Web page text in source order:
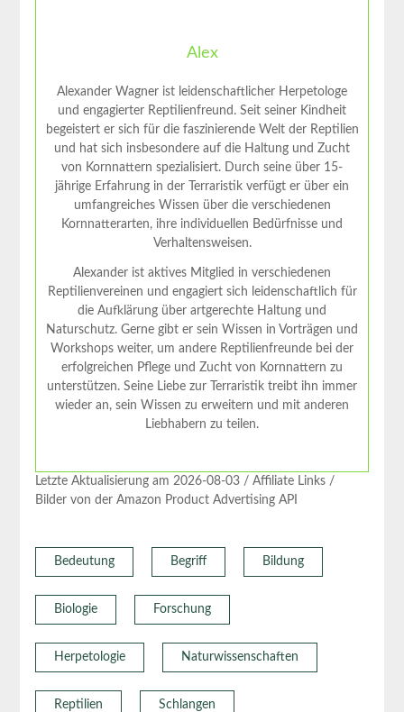
Alex
Alexander Wagner ist leidenschaftlicher Herpetologe
und engagierter Reptilienfreund. Seit seiner Kindheit
begeistert er sich für die faszinierende Welt der Reptilien
und hat sich insbesondere auf die Haltung und Zucht
von Kornnattern spezialisiert. Durch seine über 15-
jährige Erfahrung in der Terraristik verfügt er über ein
umfangreiches Wissen über die verschiedenen
Kornnatterarten, ihre individuellen Bedürfnisse und
Verhaltensweisen.
Alexander ist aktives Mitglied in verschiedenen
Reptilienvereinen und engagiert sich leidenschaftlich für
die Aufklärung über artgerechte Haltung und
Naturschutz. Gerne gibt er sein Wissen in Vorträgen und
Workshops weiter, um andere Reptilienfreunde bei der
erfolgreichen Pflege und Zucht von Kornnattern zu
unterstützen. Seine Liebe zur Terraristik treibt ihn immer
wieder an, sein Wissen zu erweitern und mit anderen
Liebhabern zu teilen.
Letzte Aktualisierung am 2026-08-03 / Affiliate Links /
Bilder von der Amazon Product Advertising API
Bedeutung Begriff Bildung
Biologie Forschung
Herpetologie Naturwissenschaften
Reptilien Schlangen